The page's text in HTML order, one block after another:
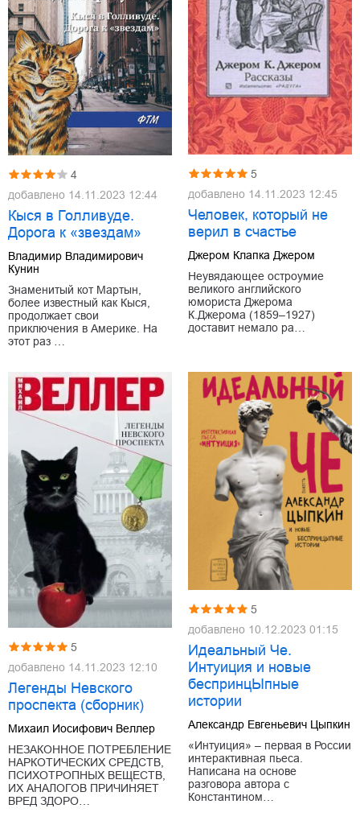
4
добавлено 14.11.2023 12:44
Кыся в Голливуде.
Дорога к «звездам»
Владимир Владимирович
Кунин
Знаменитый кот Мартын,
более известный как Кыся,
продолжает свои
приключения в Америке. На
этот раз …
5
добавлено 14.11.2023 12:45
Человек, который не
верил в счастье
Джером Клапка Джером
Неувядающее остроумие
великого английского
юмориста Джерома
К.Джерома (1859–1927)
доставит немало ра…
5
добавлено 14.11.2023 12:10
Легенды Невского
проспекта (сборник)
Михаил Иосифович Веллер
НЕЗАКОННОЕ ПОТРЕБЛЕНИЕ
НАРКОТИЧЕСКИХ СРЕДСТВ,
ПСИХОТРОПНЫХ ВЕЩЕСТВ,
ИХ АНАЛОГОВ ПРИЧИНЯЕТ
ВРЕД ЗДОРО…
5
добавлено 10.12.2023 01:15
Идеальный Че.
Интуиция и новые
беспринцЫпные
истории
Александр Евгеньевич Цыпкин
«Интуиция» – первая в России
интерактивная пьеса.
Написана на основе
разговора автора с
Константином…